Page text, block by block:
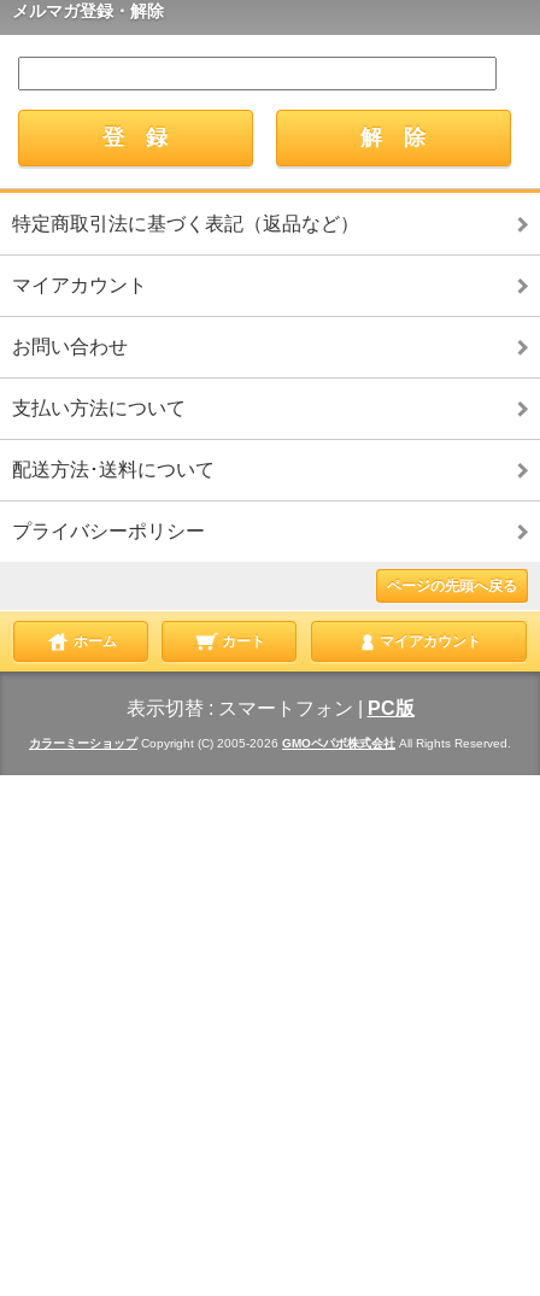
メルマガ登録・解除
特定商取引法に基づく表記（返品など）
マイアカウント
お問い合わせ
支払い方法について
配送方法･送料について
プライバシーポリシー
ページの先頭へ戻る
ホーム カート マイアカウント
表示切替 : スマートフォン PC版
カラーミーショップCopyright (C) 2005-2026 GMOペパボ株式会社 All Rights Reserved.